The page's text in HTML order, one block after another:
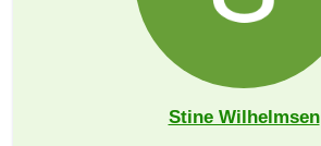
Stine Wilhelmsen